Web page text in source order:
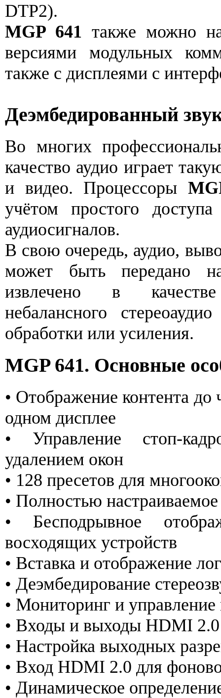
DTP2).
MGP 641 также можно
версиями модульных
также с дисплеями с
Деэмбедированный
Во многих
качество аудио играет
и видео. Процессоры
учётом простого
аудиосигналов.
В свою очередь, аудио,
может быть передано
извлечено в
небалансного
обработки или усиления.
MGP 641. Основные
• Отображение контента до
одном дисплее
• Управление стоп-
удалением окон
• 128 пресетов для
• Полностью
• Бесподрывное
восходящих устройств
• Вставка и отображение
• Деэмбедирование
• Мониторинг и
• Входы и выходы HDMI
• Настройка выходных
• Вход HDMI 2.0 для
• Динамическое